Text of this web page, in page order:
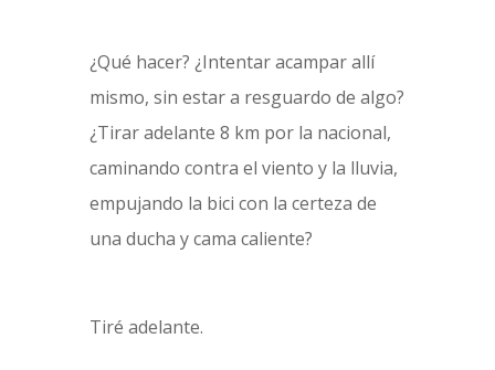
¿Qué hacer? ¿Intentar acampar allí
mismo, sin estar a resguardo de algo?
¿Tirar adelante 8 km por la nacional,
caminando contra el viento y la lluvia,
empujando la bici con la certeza de
una ducha y cama caliente?
Tiré adelante.